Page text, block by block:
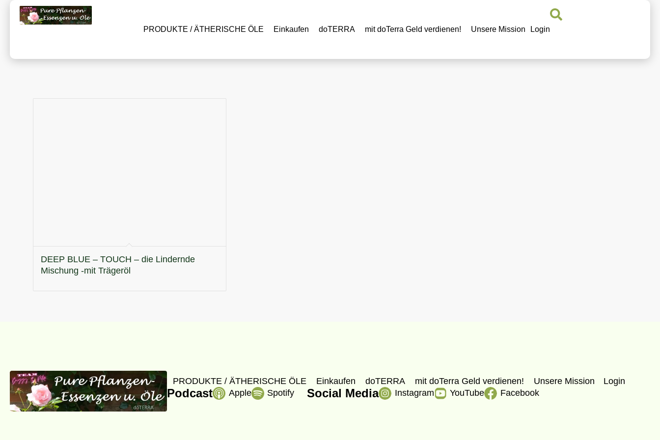
PRODUKTE / ÄTHERISCHE ÖLE Einkaufen doTERRA mit doTerra Geld verdienen! Unsere Mission Login
DEEP BLUE – TOUCH – die Lindernde
Mischung -mit Trägeröl
PRODUKTE / ÄTHERISCHE ÖLE Einkaufen doTERRA mit doTerra Geld verdienen! Unsere Mission Login
Podcast Apple Spotify Social Media Instagram YouTube Facebook